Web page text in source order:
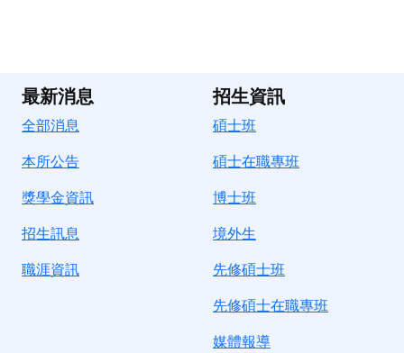
最新消息
全部消息
本所公告
獎學金資訊
招生訊息
職涯資訊
招生資訊
碩士班
碩士在職專班
博士班
境外生
先修碩士班
先修碩士在職專班
媒體報導